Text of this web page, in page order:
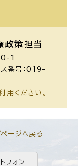
政策担当
1
番号：019-
用ください。
ページへ戻る
フォン